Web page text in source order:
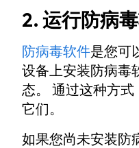
2. 运行防病
防病毒软件是您可
设备上安装防病毒
态。 通过这种方
它们。
如果您尚未安装防